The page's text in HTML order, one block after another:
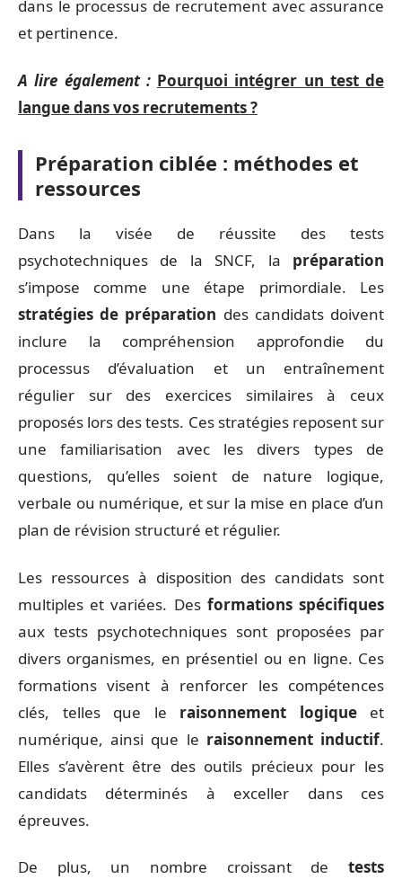
dans le processus de recrutement avec assurance
et pertinence.
A lire également : Pourquoi intégrer un test de
langue dans vos recrutements ?
Préparation ciblée : méthodes et
ressources
Dans la visée de réussite des tests
psychotechniques de la SNCF, la préparation
s’impose comme une étape primordiale. Les
stratégies de préparation des candidats doivent
inclure la compréhension approfondie du
processus d’évaluation et un entraînement
régulier sur des exercices similaires à ceux
proposés lors des tests. Ces stratégies reposent sur
une familiarisation avec les divers types de
questions, qu’elles soient de nature logique,
verbale ou numérique, et sur la mise en place d’un
plan de révision structuré et régulier.
Les ressources à disposition des candidats sont
multiples et variées. Des formations spécifiques
aux tests psychotechniques sont proposées par
divers organismes, en présentiel ou en ligne. Ces
formations visent à renforcer les compétences
clés, telles que le raisonnement logiqueet
numérique, ainsi que le raisonnement inductif.
Elles s’avèrent être des outils précieux pour les
candidats déterminés à exceller dans ces
épreuves.
De plus, un nombre croissant de tests